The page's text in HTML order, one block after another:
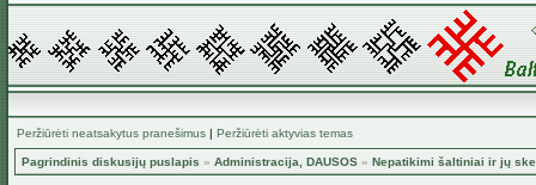
Peržiūrėti neatsakytus pranešimus | Peržiūrėti aktyvias temas
Pagrindinis diskusijų puslapis » Administracija, DAUSOS » Nepatikimi šaltiniai ir jų